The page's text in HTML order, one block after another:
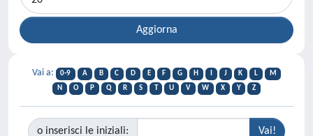
Vai a: 0-9 A B C D E F G H J K L
M
N
O P Q R S T U V W X Y Z
o inserisci le iniziali: